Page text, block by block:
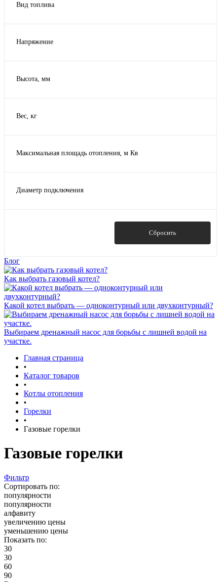
Вид топлива
Напряжение
Высота, мм
Вес, кг
Максимальная площадь отопления, м Кв
Диаметр подключения
1/2
Показать ещё 4
Сбросить
Блог
Как выбрать газовый котел?
Какой котел выбрать — одноконтурный или двухконтурный?
Выбираем дренажный насос для борьбы с лишней водой на
участке.
Главная страница
•
Каталог товаров
•
Котлы отопления
•
Горелки
•
Газовые горелки
Газовые горелки
Фильтр
Сортировать по:
популярности
популярности
алфавиту
увеличению цены
уменьшению цены
Показать по:
30
30
60
90